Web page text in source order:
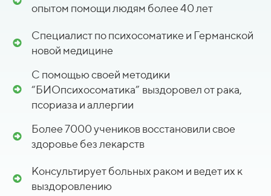
опытом помощи людям более 40 лет
Специалист по психосоматике и Германской
новой медицине
С помощью своей методики
“БИОпсихосоматика” выздоровел от рака,
псориаза и аллергии
Более 7000 учеников восстановили свое
здоровье без лекарств
Консультирует больных раком и ведет их к
выздоровлению